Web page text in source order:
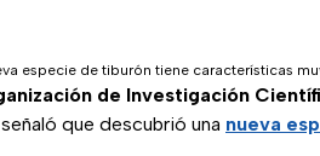
especie de tiburón tiene características
de Investigación
que descubrió una nueva